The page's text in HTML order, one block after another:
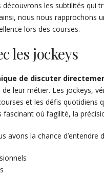
les subtilités qui
nous nous rapprochons
lors des courses.
les jockeys
de discuter
leur métier. Les jockeys,
et les défis quotidiens
où l’agilité, la
avons la chance d’entendre